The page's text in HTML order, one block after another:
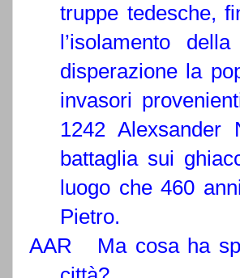
truppe tedesche,
l’isolamento
disperazione la
invasori
1242 Alexsander
battaglia sui
luogo che 460
Pietro.
AAR Ma cosa ha